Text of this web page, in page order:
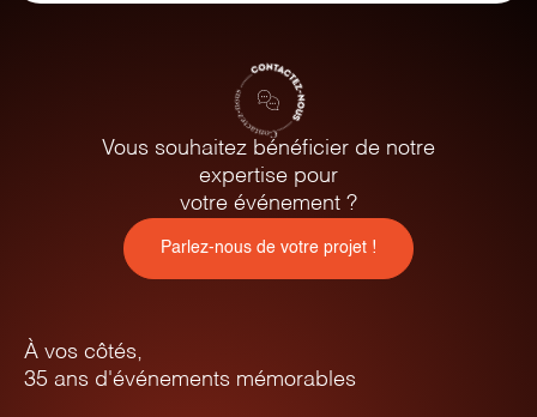
Vous souhaitez bénéficier de notre
expertise pour
votre événement ?
Parlez-nous de votre projet !
À vos côtés,
35 ans d'événements mémorables